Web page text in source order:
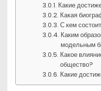
Какие
Какая
С кем
Каким
модельным
Какое
общество?
Какие